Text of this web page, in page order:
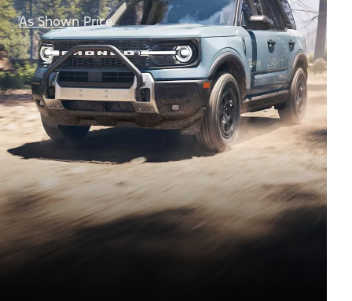
As Shown Price